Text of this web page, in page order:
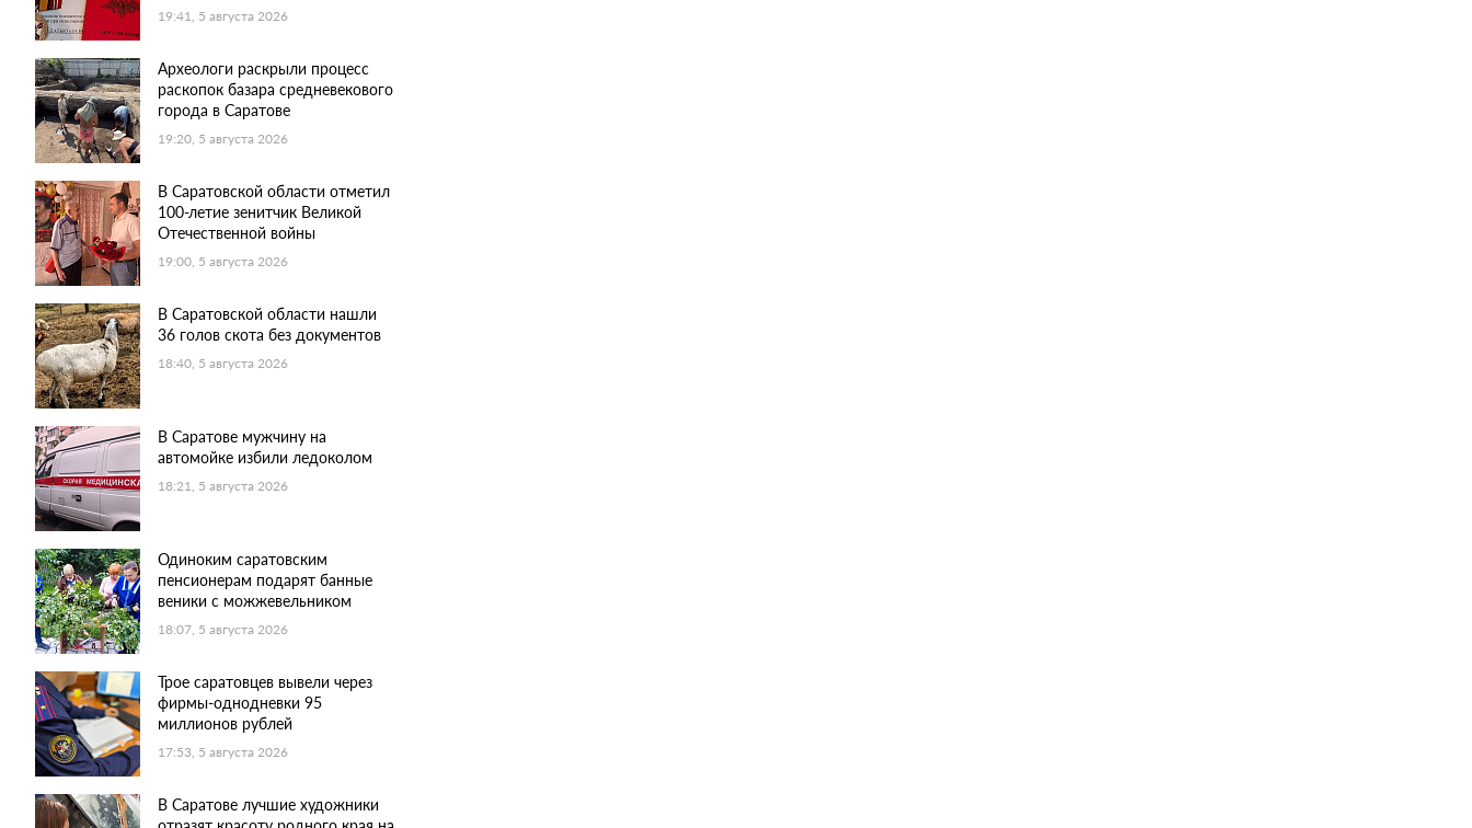
19:41, 5 августа 2026
Археологи раскрыли процесс
раскопок базара средневекового
города в Саратове
19:20, 5 августа 2026
В Саратовской области отметил
100-летие зенитчик Великой
Отечественной войны
19:00, 5 августа 2026
В Саратовской области нашли
36 голов скота без документов
18:40, 5 августа 2026
В Саратове мужчину на
автомойке избили ледоколом
18:21, 5 августа 2026
Одиноким саратовским
пенсионерам подарят банные
веники с можжевельником
18:07, 5 августа 2026
Трое саратовцев вывели через
фирмы-однодневки 95
миллионов рублей
17:53, 5 августа 2026
В Саратове лучшие художники